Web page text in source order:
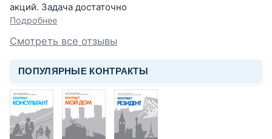
акций. Задача достаточно
Подробнее
Смотреть все отзывы
ПОПУЛЯРНЫЕ КОНТРАКТЫ